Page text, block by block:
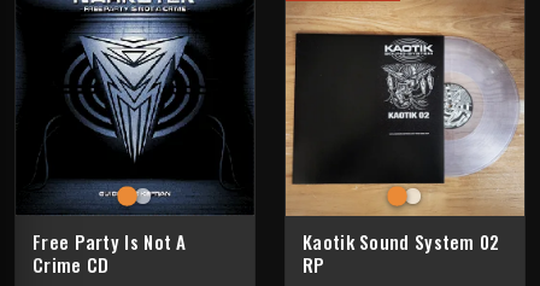
Free Party Is Not A
Crime CD
Kaotik Sound System 02
RP